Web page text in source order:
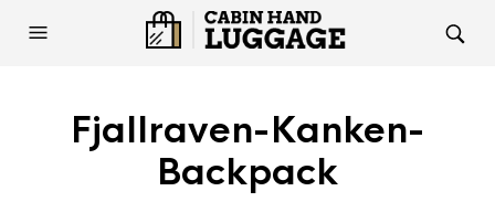
Fjallraven-Kanken-
Backpack